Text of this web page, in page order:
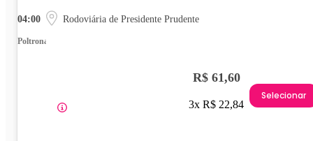
04:00 Rodoviária de Presidente Prudente
Poltrona
R$ 61,60
3x R$ 22,84
Selecionar